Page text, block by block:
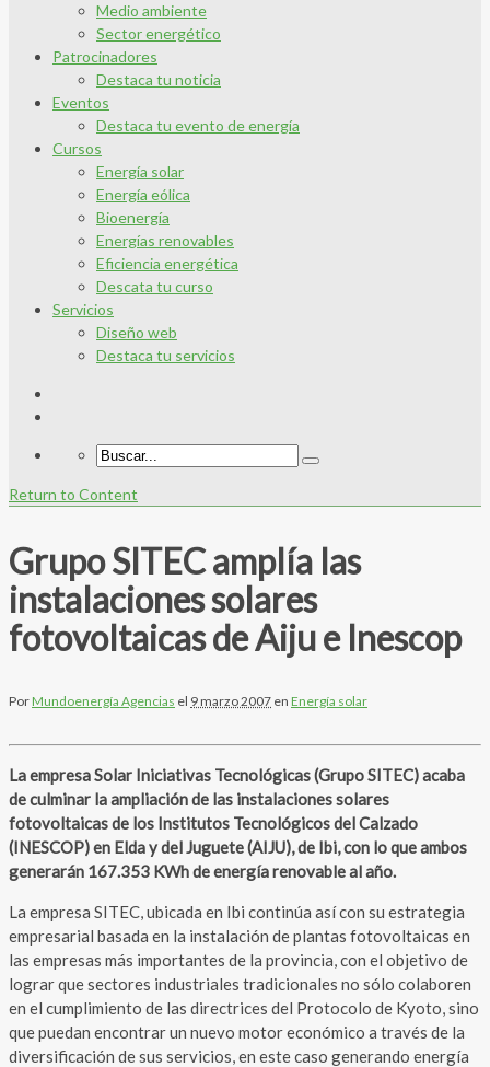
Medio ambiente
Sector energético
Patrocinadores
Destaca tu noticia
Eventos
Destaca tu evento de energía
Cursos
Energía solar
Energía eólica
Bioenergía
Energías renovables
Eficiencia energética
Descata tu curso
Servicios
Diseño web
Destaca tu servicios
Return to Content
Grupo SITEC amplía las
instalaciones solares
fotovoltaicas de Aiju e Inescop
PorMundoenergía Agencias el 9 marzo 2007 en Energía solar
La empresa Solar Iniciativas Tecnológicas (Grupo SITEC) acaba
de culminar la ampliación de las instalaciones solares
fotovoltaicas de los Institutos Tecnológicos del Calzado
(INESCOP) en Elda y del Juguete (AIJU), de Ibi, con lo que ambos
generarán 167.353 KWh de energía renovable al año.
La empresa SITEC, ubicada en Ibi continúa así con su estrategia
empresarial basada en la instalación de plantas fotovoltaicas en
las empresas más importantes de la provincia, con el objetivo de
lograr que sectores industriales tradicionales no sólo colaboren
en el cumplimiento de las directrices del Protocolo de Kyoto, sino
que puedan encontrar un nuevo motor económico a través de la
diversificación de sus servicios, en este caso generando energía